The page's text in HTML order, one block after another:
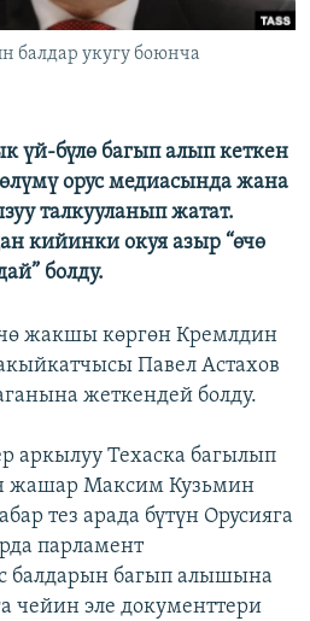
балдар укугу боюнча
үй-бүлө багып алып кеткен
орус медиасында жана
талкууланып жатат.
кийинки окуя азыр “өчө
болду.
жакшы көргөн Кремлдин
Павел Астахов
жеткендей болду.
аркылуу Техаска багылып
жашар Максим Кузьмин
тез арада бүтүн Орусияга
парламент
балдарын багып алышына
чейин эле документтери